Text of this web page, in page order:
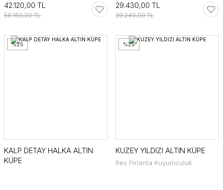
42.120,00 TL
56.160,00 TL
29.430,00 TL
39.240,00 TL
%25
KALP DETAY HALKA ALTIN
KÜPE
%25
KUZEY YILDIZI ALTIN KÜPE
Res Pırlanta Kuyumculuk